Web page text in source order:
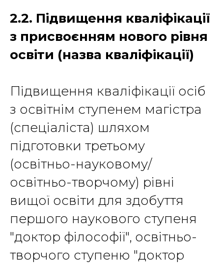
2.2. Підвищення кваліфікації
з присвоєнням нового рівня
освіти (назва кваліфікації)
Підвищення кваліфікації осіб
з освітнім ступенем магістра
(спеціаліста) шляхом
підготовки третьому
(освітньо-науковому/
освітньо-творчому) рівні
вищої освіти для здобуття
першого наукового ступеня
"доктор філософії", освітньо-
творчого ступеню "доктор